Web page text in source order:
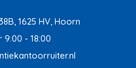
1625 HV, Hoorn
9:00 - 18:00